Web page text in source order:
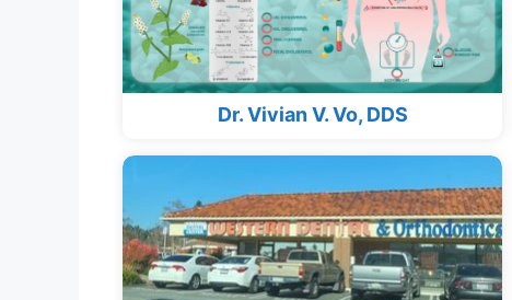
Dr. Vivian V. Vo, DDS